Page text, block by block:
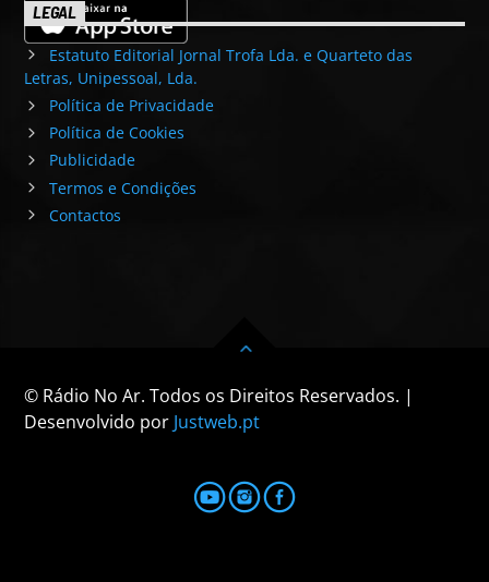
LEGAL
Estatuto Editorial Jornal Trofa Lda. e Quarteto das
Letras, Unipessoal, Lda.
Política de Privacidade
Política de Cookies
Publicidade
Termos e Condições
Contactos
© Rádio No Ar. Todos os Direitos Reservados. |
Desenvolvido por Justweb.pt